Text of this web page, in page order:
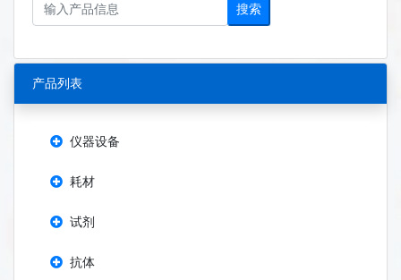
搜索
产品列表
仪器设备
耗材
试剂
抗体